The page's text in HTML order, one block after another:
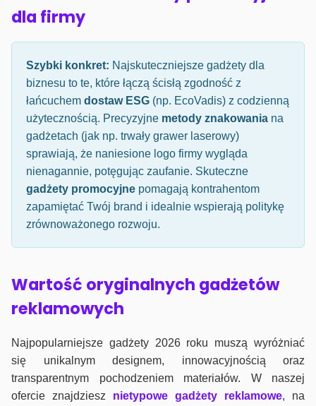
dla firmy
Szybki konkret: Najskuteczniejsze gadżety dla
biznesu to te, które łączą ścisłą zgodność z
łańcuchem dostaw ESG (np. EcoVadis) z codzienną
użytecznością. Precyzyjne metody znakowania na
gadżetach (jak np. trwały grawer laserowy)
sprawiają, że naniesione logo firmy wygląda
nienagannie, potęgując zaufanie. Skuteczne
gadżety promocyjne pomagają kontrahentom
zapamiętać Twój brand i idealnie wspierają politykę
zrównoważonego rozwoju.
Wartość oryginalnych gadżetów
reklamowych
Najpopularniejsze gadżety 2026 roku muszą wyróżniać
się unikalnym designem, innowacyjnością oraz
transparentnym pochodzeniem materiałów. W naszej
ofercie znajdziesz nietypowe gadżety reklamowe, na